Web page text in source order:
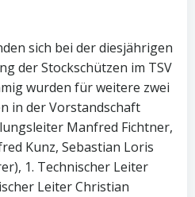
sich bei der diesjährigen
der Stockschützen im TSV
wurden für weitere zwei
in der Vorstandschaft
Manfred Fichtner,
Kunz, Sebastian Loris
1. Technischer Leiter
Leiter Christian